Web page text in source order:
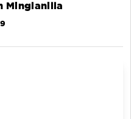
Minglanilla